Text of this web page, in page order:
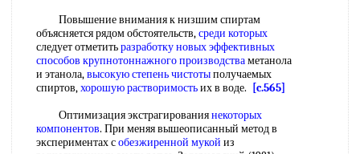
Повышение внимания к низшим спиртам
объясняется рядом обстоятельств,среди которых
следует отметитьразработку новыхэффективных
способов крупнотоннажного производстваметанола
и этанола,высокую степень чистотыполучаемых
спиртов,хорошую растворимостьих в воде.
[c.565]
Оптимизация экстрагированиянекоторых
компонентов. При меняя вышеописанный метод в
экспериментах собезжиренной мукой из